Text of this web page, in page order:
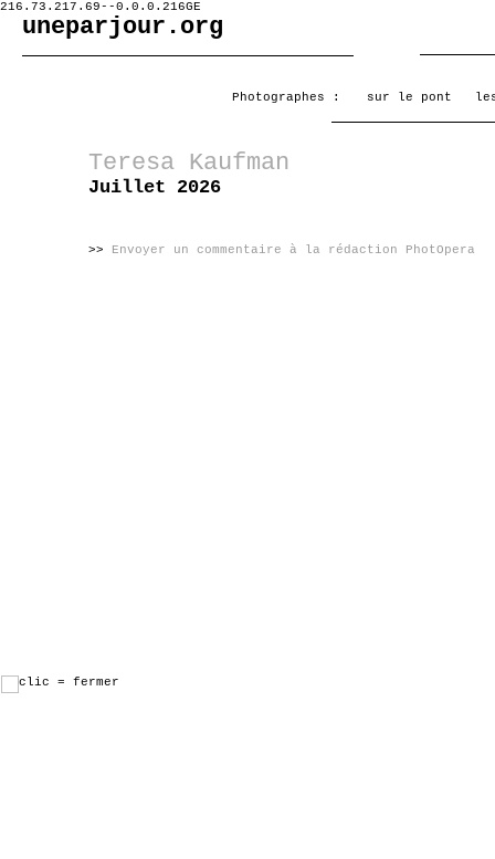
216.73.217.69--0.0.0.216GE
uneparjour.org
Photographes : sur le pont
Teresa Kaufman
Juillet 2026
>> Envoyer un commentaire à la rédaction PhotOpera